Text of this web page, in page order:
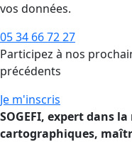
vos données.
05 34 66 72 27
Participez à nos
précédents
Je m'inscris
SOGEFI, expert dans
cartographiques,